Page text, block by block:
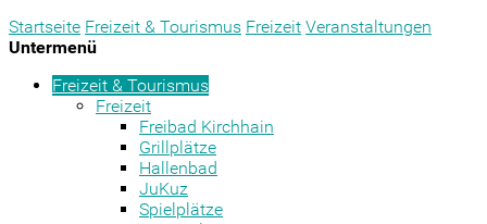
Startseite Freizeit & Tourismus Freizeit Veranstaltungen
Untermenü
Freizeit & Tourismus
Freizeit
Freibad Kirchhain
Grillplätze
Hallenbad
JuKuz
Spielplätze